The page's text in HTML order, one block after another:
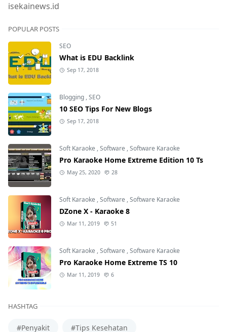
isekainews.id
POPULAR POSTS
SEO
What is EDU Backlink
Sep 17, 2018
Blogging ,SEO
10 SEO Tips For New Blogs
Sep 17, 2018
Soft Karaoke ,Software ,Software Karaoke
Pro Karaoke Home Extreme Edition 10 Ts
May 25, 2020 28
Soft Karaoke ,Software ,Software Karaoke
DZone X - Karaoke 8
Mar 11, 2019 51
Soft Karaoke ,Software ,Software Karaoke
Pro Karaoke Home Extreme TS 10
Mar 11, 2019 6
HASHTAG
#Penyakit #Tips Kesehatan